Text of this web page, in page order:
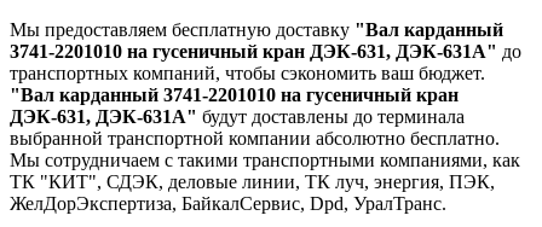
Мы предоставляем бесплатную доставку "Вал карданный
3741-2201010 на гусеничный кран ДЭК-631, ДЭК-631А" до
транспортных компаний, чтобы сэкономить ваш бюджет.
"Вал карданный 3741-2201010 на гусеничный кран
ДЭК-631, ДЭК-631А" будут доставлены до терминала
выбранной транспортной компании абсолютно бесплатно.
Мы сотрудничаем с такими транспортными компаниями, как
ТК "КИТ", СДЭК, деловые линии, ТК луч, энергия, ПЭК,
ЖелДорЭкспертиза, БайкалСервис, Dpd, УралТранс.